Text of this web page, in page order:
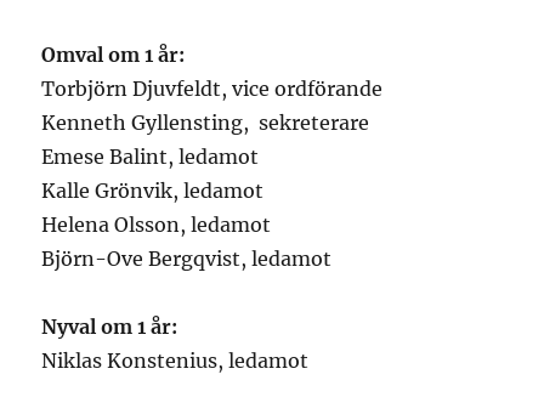
Omval om 1 år:
Torbjörn Djuvfeldt, vice ordförande
Kenneth Gyllensting, sekreterare
Emese Balint, ledamot
Kalle Grönvik, ledamot
Helena Olsson, ledamot
Björn-Ove Bergqvist, ledamot
Nyval om 1 år:
Niklas Konstenius, ledamot